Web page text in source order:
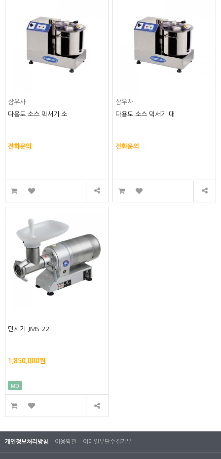
삼우사
다용도 소스 믹서기 소
전화문의
삼우사
다용도 소스 믹서기 대
전화문의
민서기 JMS-22
1,850,000원
MD
개인정보처리방침 이용약관 이메일무단수집거부